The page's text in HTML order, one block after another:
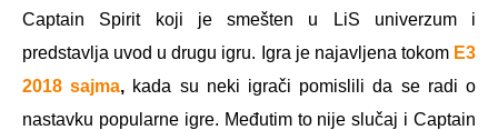
Captain Spirit koji je smešten u LiS univerzum i
predstavlja uvod u drugu igru. Igra je najavljena tokom E3
2018 sajma, kada su neki igrači pomislili da se radi o
nastavku popularne igre. Međutim to nije slučaj i Captain